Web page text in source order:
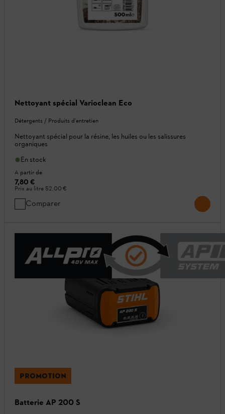
Nettoyant spécial Varioclean Eco
Détergents / Produits d’entretien
Nettoyant spécial pour la résine, les huiles ou les salissures
organiques
En stock
A partir de
7,80 €
Prix au litre52,00 €
Comparer
PROMOTION
Batterie AP 200 S